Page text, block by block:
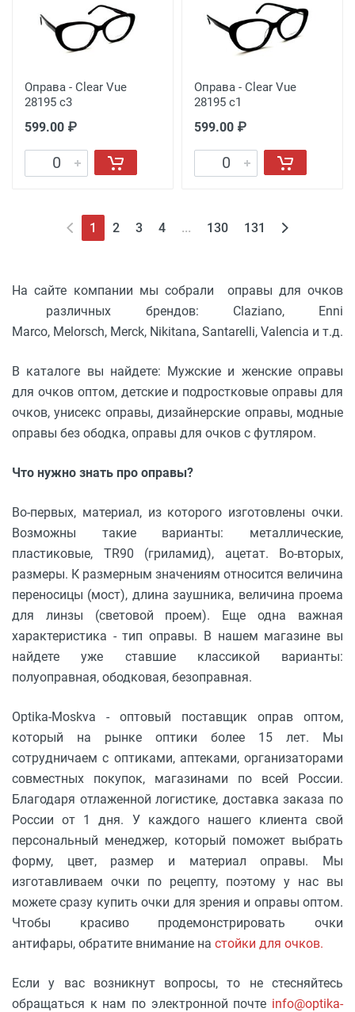
Оправа - Clear Vue
28195 c3
599.00 ₽
Оправа - Clear Vue
28195 c1
599.00 ₽
1 2 3 4 ... 130 131
На сайте компании мы собрали оправы для очков
различных брендов: Claziano, Enni
Marco, Melorsch, Merck, Nikitana, Santarelli, Valencia и т.д.
В каталоге вы найдете: Мужские и женские оправы
для очков оптом, детские и подростковые оправы для
очков, унисекс оправы, дизайнерские оправы, модные
оправы без ободка, оправы для очков с футляром.
Что нужно знать про оправы?
Во-первых, материал, из которого изготовлены очки.
Возможны такие варианты: металлические,
пластиковые, TR90 (гриламид), ацетат. Во-вторых,
размеры. К размерным значениям относится величина
переносицы (мост), длина заушника, величина проема
для линзы (световой проем). Еще одна важная
характеристика - тип оправы. В нашем магазине вы
найдете уже ставшие классикой варианты:
полуоправная, ободковая, безоправная.
Optika-Moskva - оптовый поставщик оправ оптом,
который на рынке оптики более 15 лет. Мы
сотрудничаем с оптиками, аптеками, организаторами
совместных покупок, магазинами по всей России.
Благодаря отлаженной логистике, доставка заказа по
России от 1 дня. У каждого нашего клиента свой
персональный менеджер, который поможет выбрать
форму, цвет, размер и материал оправы. Мы
изготавливаем очки по рецепту, поэтому у нас вы
можете сразу купить очки для зрения и оправы оптом.
Чтобы красиво продемонстрировать очки
антифары, обратите внимание на стойки для очков.
Если у вас возникнут вопросы, то не стесняйтесь
обращаться к нам по электронной почте info@optika-